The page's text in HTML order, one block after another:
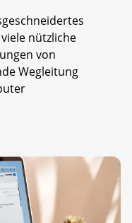
nützliche
von
Wegleitung